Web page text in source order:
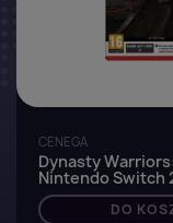
CENEGA
Dynasty
Nintendo Switch
DO